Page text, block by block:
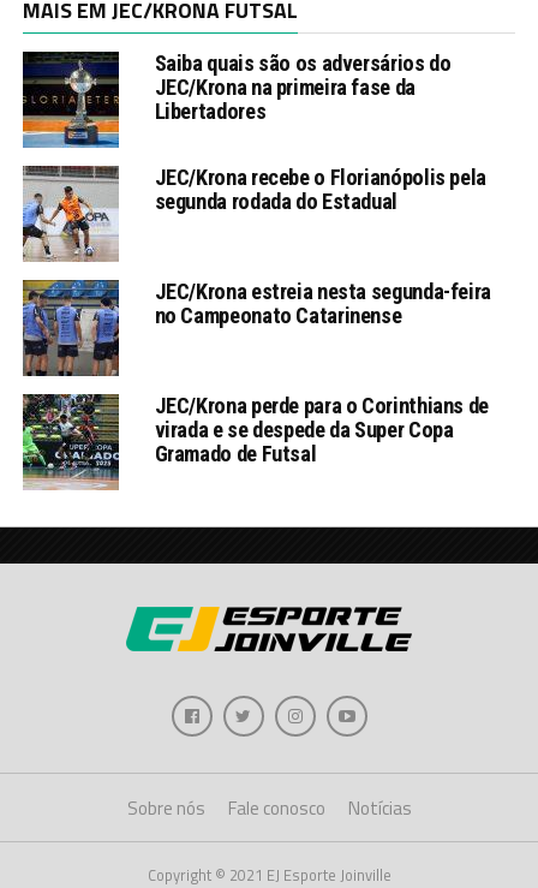
MAIS EM JEC/KRONA FUTSAL
Saiba quais são os adversários do
JEC/Krona na primeira fase da
Libertadores
JEC/Krona recebe o Florianópolis pela
segunda rodada do Estadual
JEC/Krona estreia nesta segunda-feira
no Campeonato Catarinense
JEC/Krona perde para o Corinthians de
virada e se despede da Super Copa
Gramado de Futsal
Sobre nós Fale conosco Notícias
Copyright © 2021 EJ Esporte Joinville